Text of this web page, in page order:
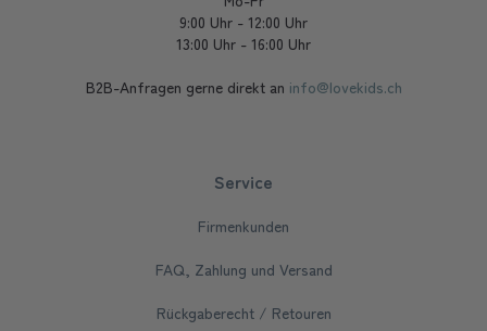
9:00 Uhr - 12:00 Uhr
13:00 Uhr - 16:00 Uhr
B2B-Anfragen gerne direkt an info@lovekids.ch
Service
Firmenkunden
FAQ, Zahlung und Versand
Rückgaberecht / Retouren